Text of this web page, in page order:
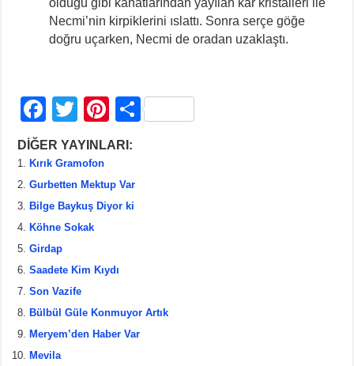
Necmi’nin kirpiklerini ıslattı. Sonra serçe göğe
doğru uçarken, Necmi de oradan uzaklaştı.
F
a
c
e
b
o
o
k
T
wi
tt
er
Pi
nt
e
st
S
DİĞER YAYINLARI:
Kırık Gramofon
Gurbetten Mektup Var
Bilge Baykuş Diyor ki
Köhne Sokak
Girdap
Saadete Kim Kıydı
Son Vazife
Bülbül Güle Konmuyor Artık
Meryem’den Haber Var
Mevila